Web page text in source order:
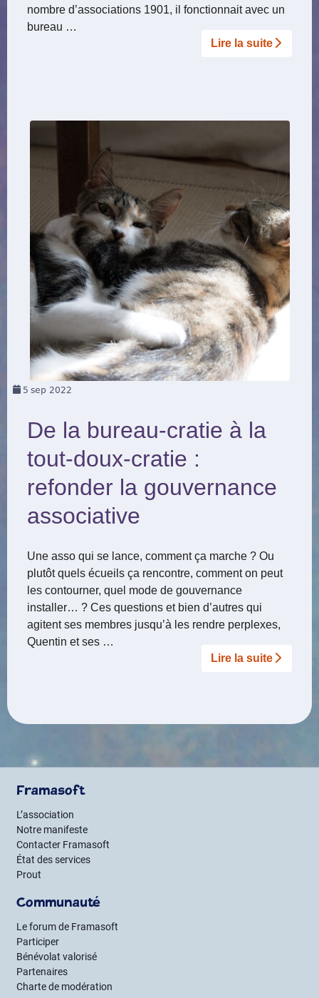
nombre d’associations 1901, il fonctionnait avec un
bureau …
Lire la suite­­
5 sep 2022
De la bureau-cratie à la
tout-doux-cratie :
refonder la gouvernance
associative
Une asso qui se lance, comment ça marche ? Ou
plutôt quels écueils ça rencontre, comment on peut
les contourner, quel mode de gouvernance
installer… ? Ces questions et bien d’autres qui
agitent ses membres jusqu’à les rendre perplexes,
Quentin et ses …
Lire la suite­­
Framasoft
L’association
Notre manifeste
Contacter Framasoft
État des services
Prout
Communauté
Le forum de Framasoft
Participer
Bénévolat valorisé
Partenaires
Charte de modération